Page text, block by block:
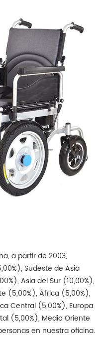
a partir de 2003,
Sudeste de Asia
Asia del Sur (10,00%),
(5,00%), África (5,00%),
Central (5,00%), Europa
(5,00%), Medio Oriente
en nuestra oficina.